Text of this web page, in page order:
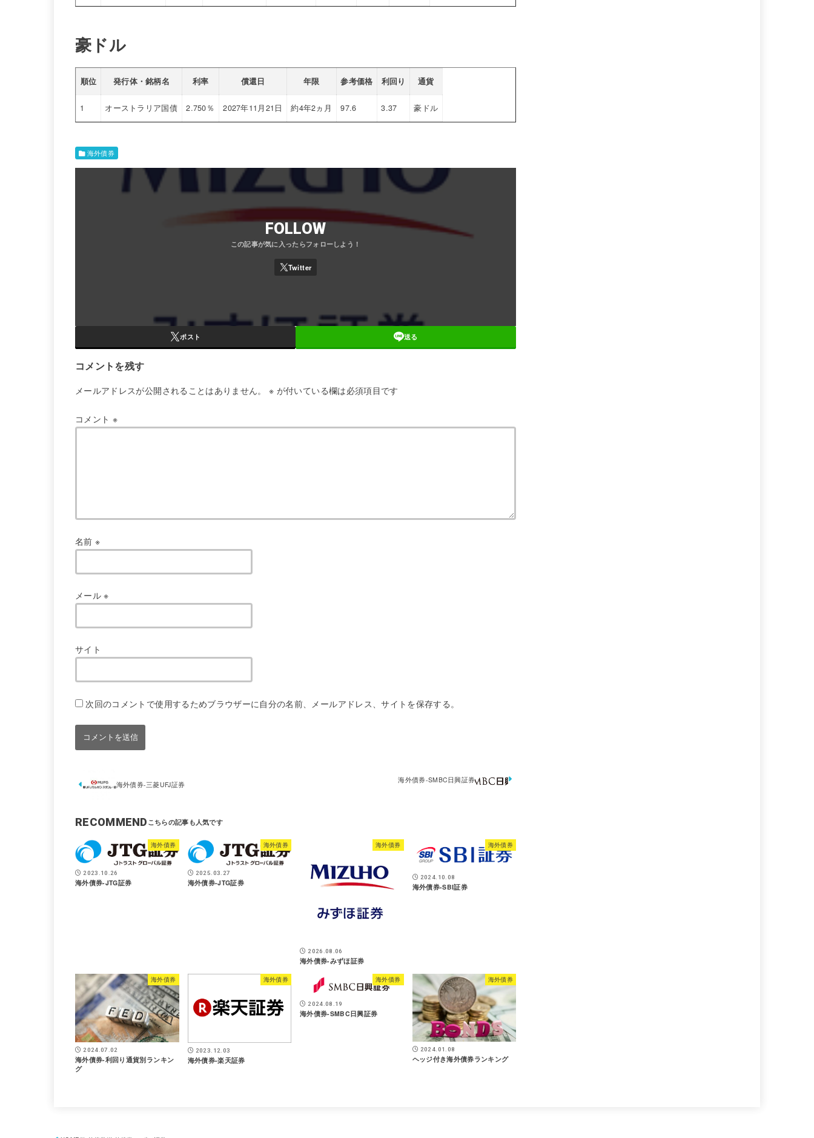
豪ドル
順位 発行体・銘柄名 利率 償還日 年限 参考価格 利回り 通貨
1 オーストラリア国債 2.750％ 2027年11月21日 約4年2ヵ月 97.6 3.37 豪ドル
海外債券
FOLLOW
ポスト 送る
コメントを残す
メールアドレスが公開されることはありません。 ※ が付いている欄は必須項目です
コメント ※
名前※
メール※
サイト
次回のコメントで使用するためブラウザーに自分の名前、メールアドレス、サイトを保存する。
海外債券-三菱UFJ証券
海外債券-SMBC日興証券
RECOMMEND
海外債券
2023.10.26
海外債券-JTG証券
海外債券
2025.03.27
海外債券-JTG証券
海外債券
2026.08.06
海外債券-みずほ証券
海外債券
2024.10.08
海外債券-SBI証券
海外債券
2024.07.02
海外債券-利回り通貨別ランキン
グ
海外債券
2023.12.03
海外債券-楽天証券
海外債券
2024.08.19
海外債券-SMBC日興証券
海外債券
2024.01.08
ヘッジ付き海外債券ランキング